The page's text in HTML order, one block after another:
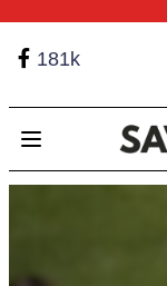
181k
Open main menu